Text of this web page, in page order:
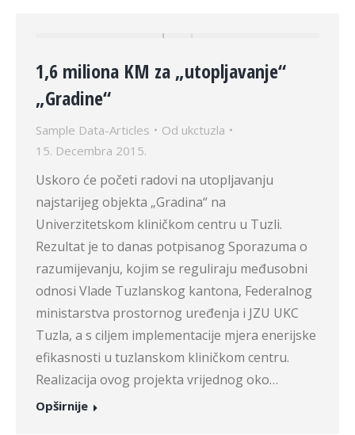
1,6 miliona KM za „utopljavanje“
„Gradine“
Sample Data-Articles Od ukctuzla
15. Decembra 2015.
Uskoro će početi radovi na utopljavanju
najstarijeg objekta „Gradina“ na
Univerzitetskom kliničkom centru u Tuzli.
Rezultat je to danas potpisanog Sporazuma o
razumijevanju, kojim se reguliraju međusobni
odnosi Vlade Tuzlanskog kantona, Federalnog
ministarstva prostornog uređenja i JZU UKC
Tuzla, a s ciljem implementacije mjera enerijske
efikasnosti u tuzlanskom kliničkom centru.
Realizacija ovog projekta vrijednog oko…
Opširnije